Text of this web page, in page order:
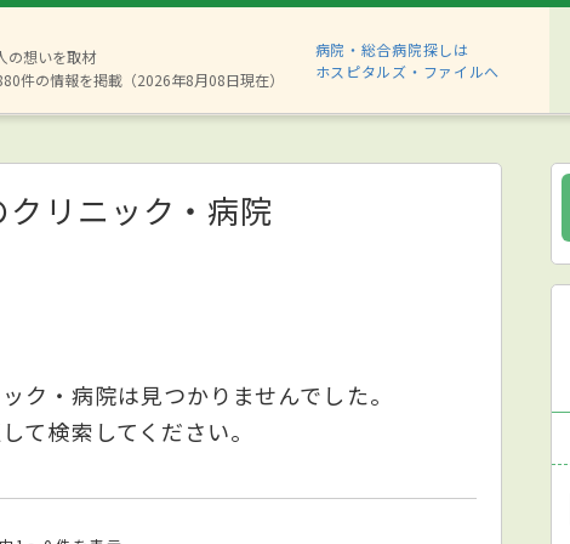
の想いを取材
件の情報を掲載（2026年8月08日現在）
病院・総合病院探しは
ホスピタルズ・ファイルへ
クリニック・病院
ク・病院は見つかりませんでした。
て検索してください。